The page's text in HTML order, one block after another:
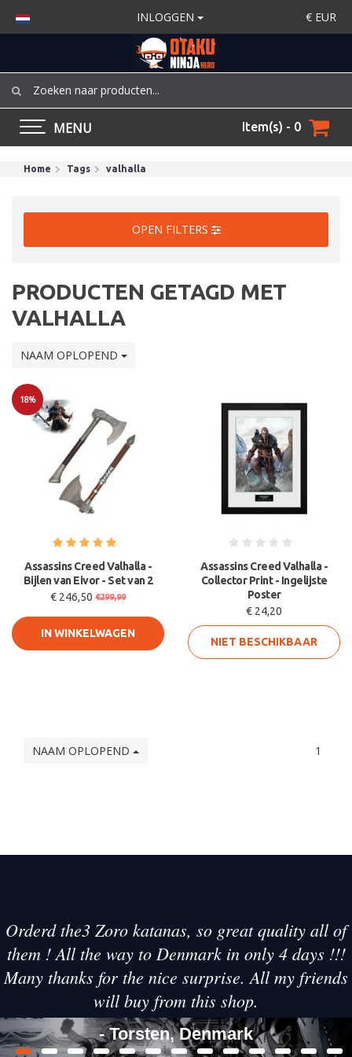
INLOGGEN € EUR
MENU Item(s) - 0
Home Tags valhalla
OPEN FILTERS
PRODUCTEN GETAGD MET
VALHALLA
NAAM OPLOPEND
18%
Sale
Assassins Creed Valhalla -
Bijlen van Eivor - Set van 2
€ 246,50 €299,99
IN WINKELWAGEN
Assassins Creed Valhalla -
Collector Print - Ingelijste
Poster
€ 24,20
NIET BESCHIKBAAR
NAAM OPLOPEND 1
Orderd the3 Zoro katanas, so great quality all of
them ! All the way to Denmark in only 4 days !!!
Many thanks for the nice surprise. All my friends
will buy from this shop.
- Torsten, Denmark